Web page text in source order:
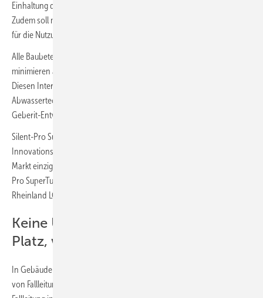
Einhaltung der vertraglich vereinbarten Standards zu gewährleisten.
Zudem soll möglichst wenig Platz für Technik und möglichst viel Raum
für die Nutzung des Gebäudes zur Verfügung stehen.
Alle Baubeteiligten sind deshalb bestrebt, sowohl die Kosten zu
minimieren als auch den Platzbedarf so gering wie möglich zu halten.
Diesen Interessen kommt Geberit mit seiner neu entwickelten
Abwassertechnologie Silent-Pro SuperTube nach, die mit dem
Geberit-Entwässerungssystem Silent-Pro kompatibel ist.
Silent-Pro SuperTube bewegt sich aufgrund des hohen
Innovationsgrads (zurzeit noch) außerhalb des Regelwerks und ist im
Markt einzigartig. Die hydraulische Leistung und Funktion von Silent-
Pro SuperTube sind aber bereits durch einen Prüfbericht des TÜV
Rheinland LGA Products bestätigt worden.
Keine Umgehungsleitung: weniger
Platz, weniger Kosten
In Gebäuden mit Fallleitungslängen von über 10 m müssen im Bereich
von Fallleitungsverziehungen und beim Übergang einer senkrechten